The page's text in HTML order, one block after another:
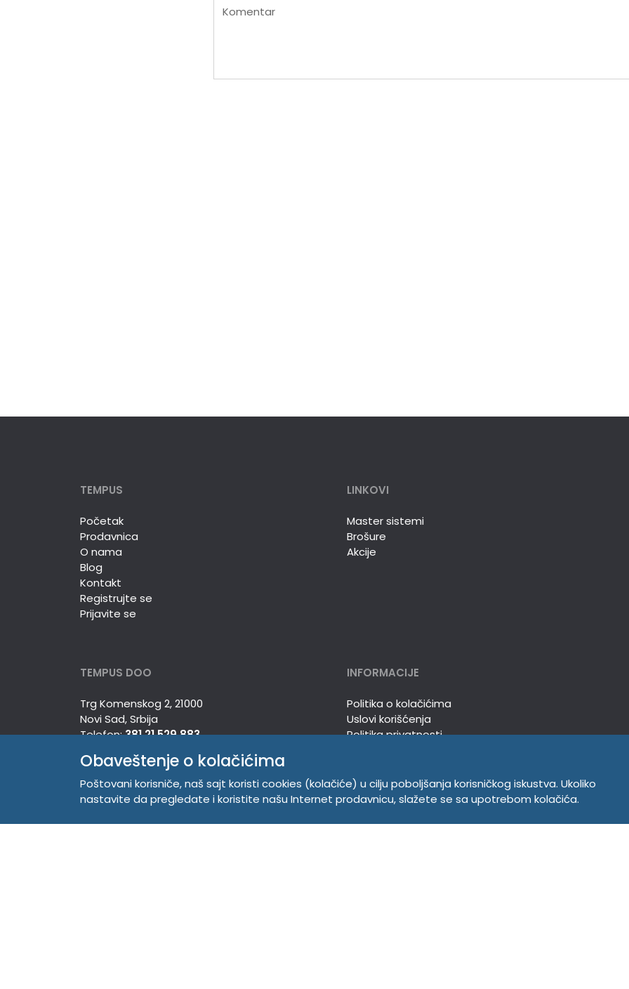
Komentar
TEMPUS
Početak
Prodavnica
O nama
Blog
Kontakt
Registrujte se
Prijavite se
LINKOVI
Master sistemi
Brošure
Akcije
TEMPUS DOO
Trg Komenskog 2, 21000
Novi Sad, Srbija
Telefon:381 21 529 883
PIB 104345469
Matični broj 20150718
INFORMACIJE
Politika o kolačićima
Uslovi korišćenja
Politika privatnosti
Obaveštenje o kolačićima
Poštovani korisniče, naš sajt koristi cookies (kolačiće) u cilju poboljšanja korisničkog iskustva. Ukoliko
nastavite da pregledate i koristite našu Internet prodavnicu, slažete se sa upotrebom kolačića.